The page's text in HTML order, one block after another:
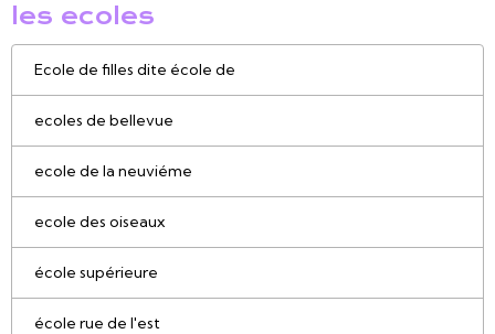
les ecoles
Ecole de filles dite école de
ecoles de bellevue
ecole de la neuviéme
ecole des oiseaux
école supérieure
école rue de l'est